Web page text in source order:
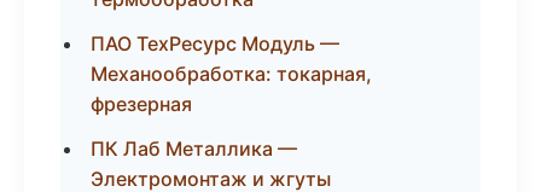
ПАО ТехРесурс Модуль —
Механообработка: токарная,
фрезерная
ПК Лаб Металлика —
Электромонтаж и жгуты